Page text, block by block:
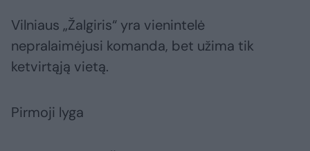
Vilniaus „Žalgiris“ yra vienintelė
nepralaimėjusi komanda, bet užima tik
ketvirtąją vietą.
Pirmoji lyga